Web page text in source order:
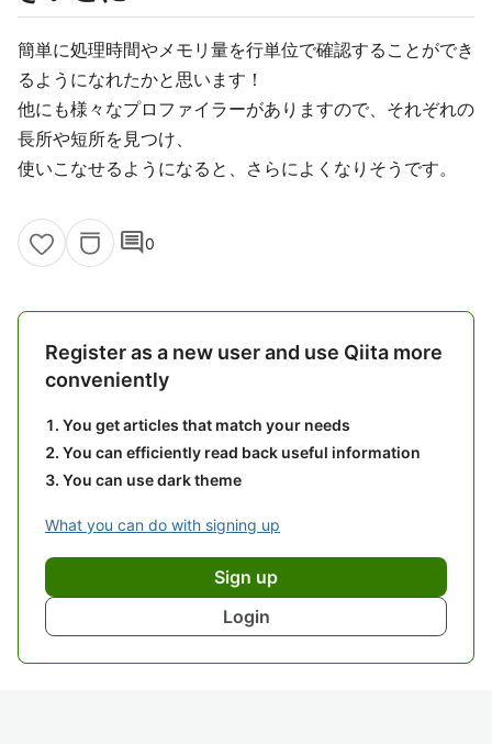
簡単に処理時間やメモリ量を行単位で確認することができ
るようになれたかと思います！
他にも様々なプロファイラーがありますので、それぞれの
長所や短所を見つけ、
使いこなせるようになると、さらによくなりそうです。
comment0
Register as a new user and use Qiita more
conveniently
You get articles that match your needs
You can efficiently read back useful information
You can use dark theme
What you can do with signing up
Sign up
Login